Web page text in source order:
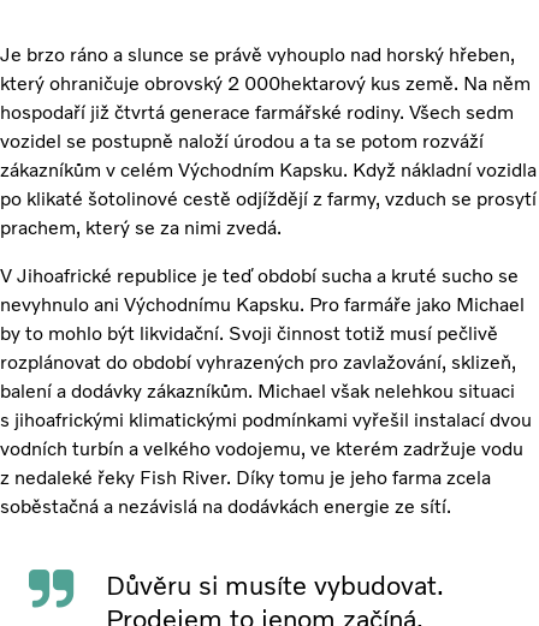
Je brzo ráno a slunce se právě vyhouplo nad horský hřeben,
který ohraničuje obrovský 2 000hektarový kus země. Na něm
hospodaří již čtvrtá generace farmářské rodiny. Všech sedm
vozidel se postupně naloží úrodou a ta se potom rozváží
zákazníkům v celém Východním Kapsku. Když nákladní vozidla
po klikaté šotolinové cestě odjíždějí z farmy, vzduch se prosytí
prachem, který se za nimi zvedá.
V Jihoafrické republice je teď období sucha a kruté sucho se
nevyhnulo ani Východnímu Kapsku. Pro farmáře jako Michael
by to mohlo být likvidační. Svoji činnost totiž musí pečlivě
rozplánovat do období vyhrazených pro zavlažování, sklizeň,
balení a dodávky zákazníkům. Michael však nelehkou situaci
s jihoafrickými klimatickými podmínkami vyřešil instalací dvou
vodních turbín a velkého vodojemu, ve kterém zadržuje vodu
z nedaleké řeky Fish River. Díky tomu je jeho farma zcela
soběstačná a nezávislá na dodávkách energie ze sítí.
Důvěru si musíte vybudovat.
Prodejem to jenom začíná.